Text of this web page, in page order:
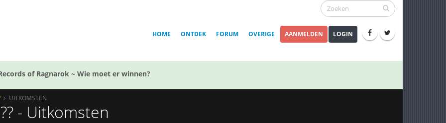
HOME ONTDEK FORUM OVERIGE AANMELDEN LOGIN
of Ragnarok ~ Wie moet er winnen?
UITKOMSTEN
- Uitkomsten